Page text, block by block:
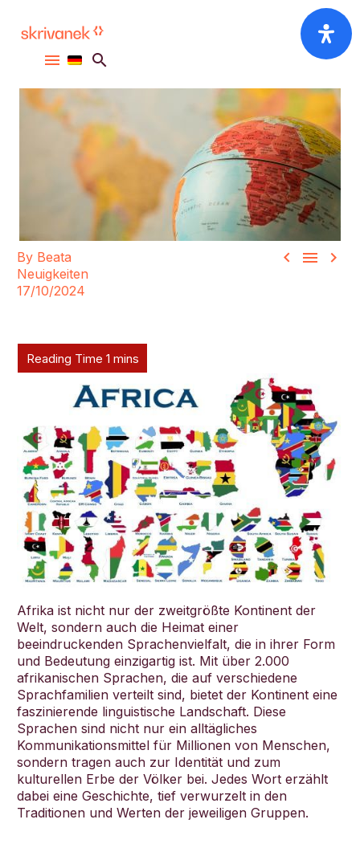
Deutsch
  
By Beata
Neuigkeiten
17/10/2024
Afrika ist nicht nur der zweitgrößte Kontinent der
Welt, sondern auch die Heimat einer
beeindruckenden Sprachenvielfalt, die in ihrer Form
und Bedeutung einzigartig ist. Mit über 2.000
afrikanischen Sprachen, die auf verschiedene
Sprachfamilien verteilt sind, bietet der Kontinent eine
faszinierende linguistische Landschaft. Diese
Sprachen sind nicht nur ein alltägliches
Kommunikationsmittel für Millionen von Menschen,
sondern tragen auch zur Identität und zum
kulturellen Erbe der Völker bei. Jedes Wort erzählt
dabei eine Geschichte, tief verwurzelt in den
Traditionen und Werten der jeweiligen Gruppen.